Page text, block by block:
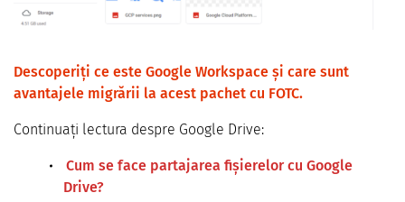
Descoperiți ce este Google Workspace și care sunt
avantajele migrării la acest pachet cu FOTC.
Continuați lectura despre Google Drive:
Cum se face partajarea fișierelor cu Google
Drive?